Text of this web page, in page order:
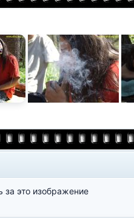
за это изображение